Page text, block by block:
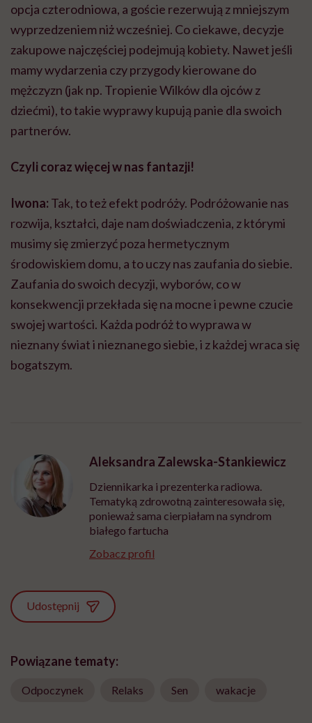
opcja czterodniowa, a goście rezerwują z mniejszym
wyprzedzeniem niż wcześniej. Co ciekawe, decyzje
zakupowe najczęściej podejmują kobiety. Nawet jeśli
mamy wydarzenia czy przygody kierowane do
mężczyzn (jak np. Tropienie Wilków dla ojców z
dziećmi), to takie wyprawy kupują panie dla swoich
partnerów.
Czyli coraz więcej w nas fantazji!
Iwona: Tak, to też efekt podróży. Podróżowanie nas
rozwija, kształci, daje nam doświadczenia, z którymi
musimy się zmierzyć poza hermetycznym
środowiskiem domu, a to uczy nas zaufania do siebie.
Zaufania do swoich decyzji, wyborów, co w
konsekwencji przekłada się na mocne i pewne czucie
swojej wartości. Każda podróż to wyprawa w
nieznany świat i nieznanego siebie, i z każdej wraca się
bogatszym.
Aleksandra Zalewska-Stankiewicz
Dziennikarka i prezenterka radiowa.
Tematyką zdrowotną zainteresowała się,
ponieważ sama cierpiałam na syndrom
białego fartucha
Zobacz profil
Udostępnij
Powiązane tematy:
Odpoczynek Relaks Sen wakacje